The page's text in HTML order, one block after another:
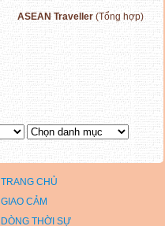
ASEAN Traveller (Tổng hợp)
TRANG CHỦ
GIAO CẢM
DÒNG THỜI SỰ